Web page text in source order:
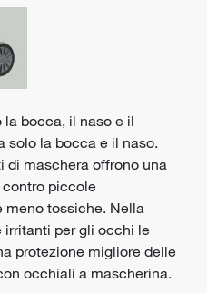
bocca, il naso e il
solo la bocca e il naso.
di maschera offrono una
piccole
meno tossiche. Nella
irritanti per gli occhi le
protezione migliore delle
occhiali a mascherina.